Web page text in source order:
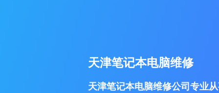
天津笔记本电脑维修
天津笔记本电脑维修公司专业